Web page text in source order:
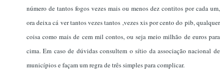
número de tantos fogos vezes mais ou menos dez contitos por cada um,
ora deixa cá ver tantos vezes tantos ,vezes xis por cento do pib, qualquer
coisa como mais de cem mil contos, ou seja meio milhão de euros para
cima. Em caso de dúvidas consultem o sítio da associação nacional de
municípios e façam um regra de três simples para complicar.